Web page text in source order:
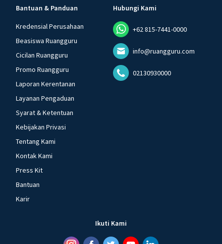
Bantuan & Panduan
Kredensial Perusahaan
Beasiswa Ruangguru
Cicilan Ruangguru
Promo Ruangguru
Laporan Kerentanan
Layanan Pengaduan
Syarat & Ketentuan
Kebijakan Privasi
Tentang Kami
Kontak Kami
Press Kit
Bantuan
Karir
Hubungi Kami
+62 815-7441-0000
info@ruangguru.com
02130930000
Ikuti Kami